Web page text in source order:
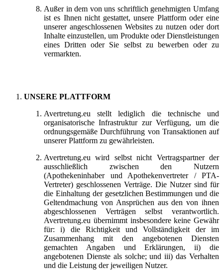
Außer in dem von uns schriftlich genehmigten Umfang
ist es Ihnen nicht gestattet, unsere Plattform oder eine
unserer angeschlossenen Websites zu nutzen oder dort
Inhalte einzustellen, um Produkte oder Dienstleistungen
eines Dritten oder Sie selbst zu bewerben oder zu
vermarkten.
UNSERE PLATTFORM
Avertretung.eu stellt lediglich die technische und
organisatorische Infrastruktur zur Verfügung, um die
ordnungsgemäße Durchführung von Transaktionen auf
unserer Plattform zu gewährleisten.
Avertretung.eu wird selbst nicht Vertragspartner der
ausschließlich zwischen den Nutzern
(Apothekeninhaber und Apothekenvertreter / PTA-
Vertreter) geschlossenen Verträge. Die Nutzer sind für
die Einhaltung der gesetzlichen Bestimmungen und die
Geltendmachung von Ansprüchen aus den von ihnen
abgeschlossenen Verträgen selbst verantwortlich.
Avertretung.eu übernimmt insbesondere keine Gewähr
für: i) die Richtigkeit und Vollständigkeit der im
Zusammenhang mit den angebotenen Diensten
gemachten Angaben und Erklärungen, ii) die
angebotenen Dienste als solche; und iii) das Verhalten
und die Leistung der jeweiligen Nutzer.